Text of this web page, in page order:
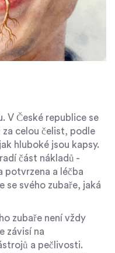
V České republice se
za celou čelist, podle
hluboké jsou kapsy.
část nákladů -
potvrzena a léčba
se svého zubaře, jaká
zubaře není vždy
závisí na
a pečlivosti.